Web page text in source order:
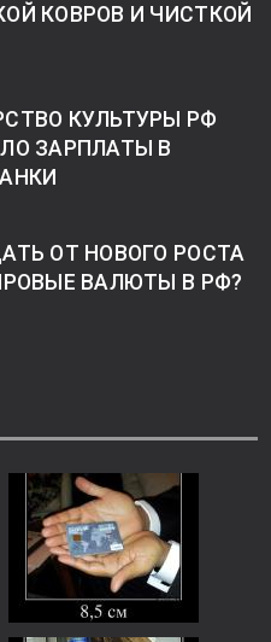
КОВРОВ И ЧИСТКОЙ
КУЛЬТУРЫ РФ
ЗАРПЛАТЫ В
ОТ НОВОГО РОСТА
ВАЛЮТЫ В РФ?